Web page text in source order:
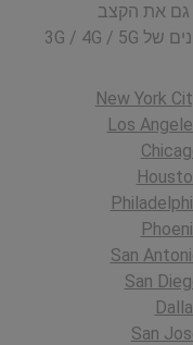
גם את הקצב
הנתונים של 3G / 4G / 5G
New York
Los
San
San
San